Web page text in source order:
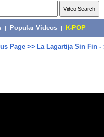
Popular Videos K-POP
Page>> La Lagartija Sin Fin -